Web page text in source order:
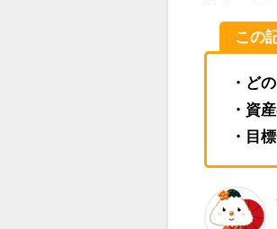
この
・ど
・資
・目